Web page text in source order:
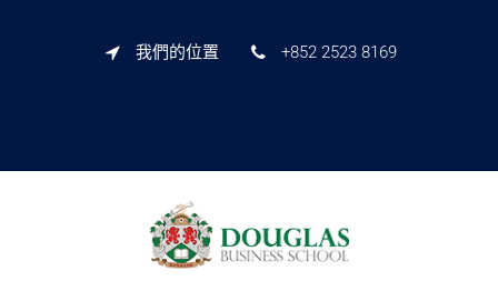
我們的位置 +852 2523 8169